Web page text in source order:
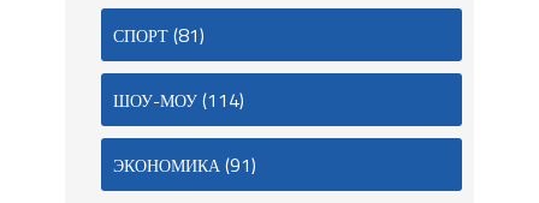
СПОРТ(81)
ШОУ-МОУ(114)
ЭКОНОМИКА(91)